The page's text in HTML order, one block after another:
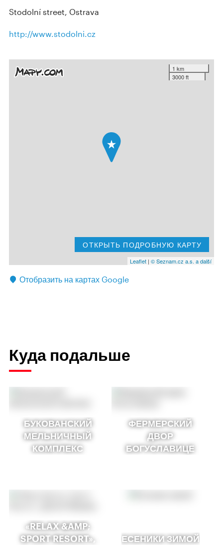
Stodolní street, Ostrava
http://www.stodolni.cz
1 km
3000 ft
ОТКРЫТЬ ПОДРОБНУЮ КАРТУ
Leaflet | © Seznam.cz a.s. a další
Отобразить на картах Google
Куда подальше
БУКОВАНСКИЙ
МЕЛЬНИЧНЫЙ
КОМПЛЕКС
ФЕРМЕРСКИЙ
ДВОР
БОГУСЛАВИЦЕ
«RELAX &AMP;
SPORT RESORT»,
ЕСЕНИКИ ЗИМОЙ